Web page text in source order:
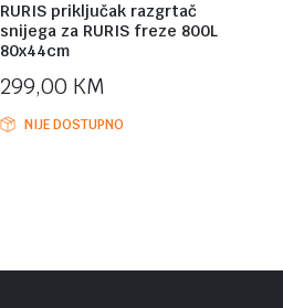
RURIS priključak razgrtač
snijega za RURIS freze 800L
80x44cm
299,00 KM
NIJE DOSTUPNO